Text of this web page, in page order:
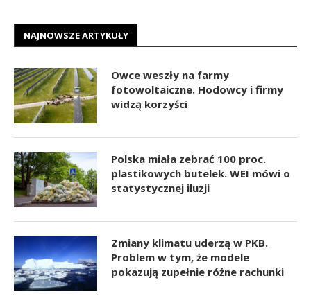
NAJNOWSZE ARTYKUŁY
Owce weszły na farmy
fotowoltaiczne. Hodowcy i firmy
widzą korzyści
Polska miała zebrać 100 proc.
plastikowych butelek. WEI mówi o
statystycznej iluzji
Zmiany klimatu uderzą w PKB.
Problem w tym, że modele
pokazują zupełnie różne rachunki